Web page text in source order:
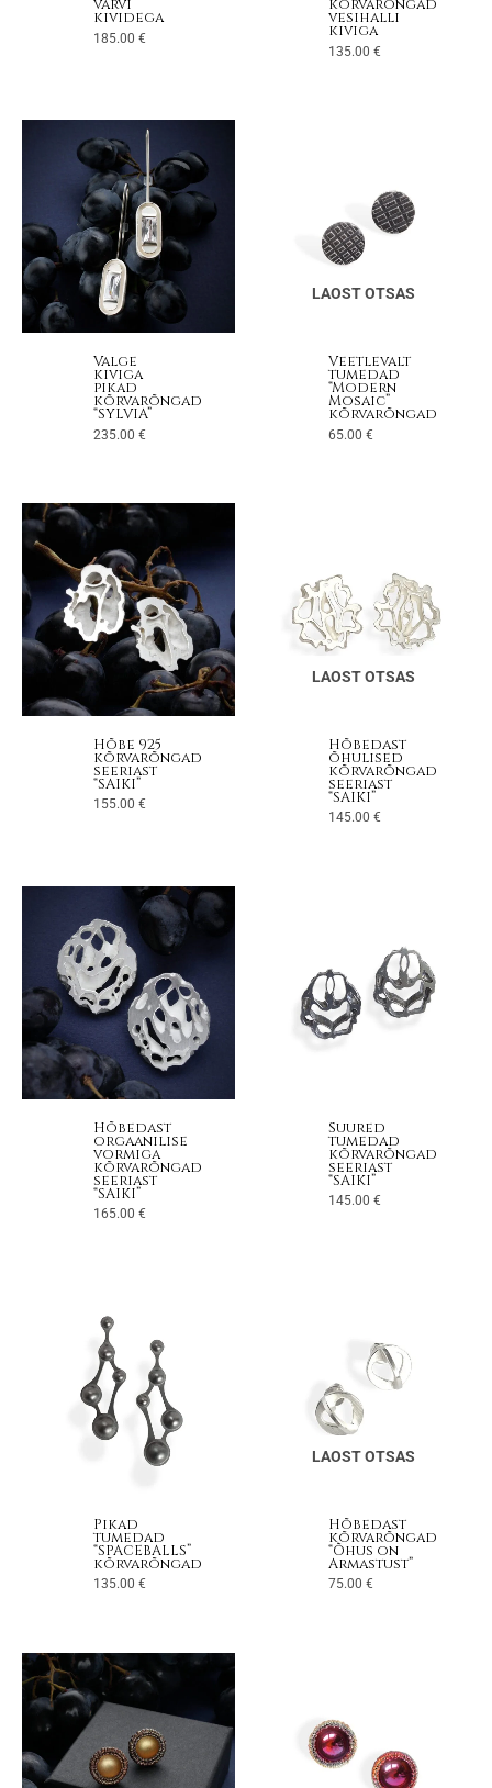
värvi
kividega
185.00 €
kõrvarõngad
vesihalli
kiviga
135.00 €
Valge
kiviga
pikad
kõrvarõngad
“SYLVIA”
235.00 €
LAOST OTSAS
Veetlevalt
tumedad
“Modern
Mosaic”
kõrvarõngad
65.00 €
Hõbe 925
kõrvarõngad
seeriast
“SAIKI”
155.00 €
LAOST OTSAS
Hõbedast
õhulised
kõrvarõngad
seeriast
“SAIKI”
145.00 €
Hõbedast
orgaanilise
vormiga
kõrvarõngad
seeriast
“SAIKI”
165.00 €
Suured
tumedad
kõrvarõngad
seeriast
“SAIKI”
145.00 €
Pikad
tumedad
“SPACEBALLS”
kõrvarõngad
135.00 €
LAOST OTSAS
Hõbedast
kõrvarõngad
“Õhus on
Armastust”
75.00 €